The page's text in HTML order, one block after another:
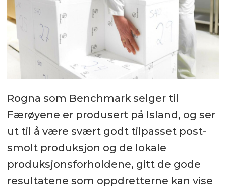
Rogna som Benchmark selger til
Færøyene er produsert på Island, og ser
ut til å være svært godt tilpasset post-
smolt produksjon og de lokale
produksjonsforholdene, gitt de gode
resultatene som oppdretterne kan vise